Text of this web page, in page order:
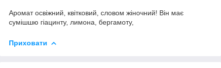
Аромат освіжний, квітковий, словом жіночний! Він має
сумішшю гіацинту, лимона, бергамоту,
Приховати